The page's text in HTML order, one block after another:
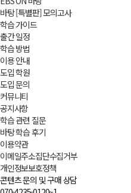
바탕 [특별판] 모의고사
학습 가이드
출간 일정
학습 방법
이용 안내
도입 학원
도입 문의
커뮤니티
공지사항
학습 관련 질문
바탕 학습 후기
이용약관
이메일주소집단수집거부
개인정보보호정책
콘텐츠 문의 및 구매 상담